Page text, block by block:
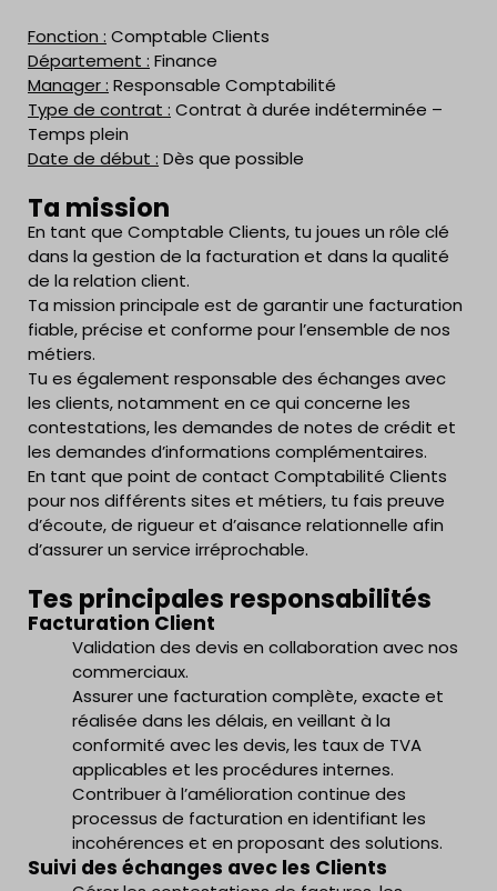
Fonction : Comptable Clients
Département : Finance
Manager : Responsable Comptabilité
Type de contrat : Contrat à durée indéterminée –
Temps plein
Date de début : Dès que possible
Ta mission
En tant que Comptable Clients, tu joues un rôle clé
dans la gestion de la facturation et dans la qualité
de la relation client.
Ta mission principale est de garantir une facturation
fiable, précise et conforme pour l’ensemble de nos
métiers.
Tu es également responsable des échanges avec
les clients, notamment en ce qui concerne les
contestations, les demandes de notes de crédit et
les demandes d’informations complémentaires.
En tant que point de contact Comptabilité Clients
pour nos différents sites et métiers, tu fais preuve
d’écoute, de rigueur et d’aisance relationnelle afin
d’assurer un service irréprochable.
Tes principales responsabilités
Facturation Client
Validation des devis en collaboration avec nos
commerciaux.
Assurer une facturation complète, exacte et
réalisée dans les délais, en veillant à la
conformité avec les devis, les taux de TVA
applicables et les procédures internes.
Contribuer à l’amélioration continue des
processus de facturation en identifiant les
incohérences et en proposant des solutions.
Suivi des échanges avec les Clients